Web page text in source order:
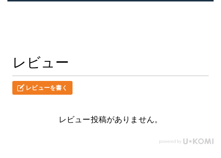
レビュー
レビューを書く
レビュー投稿がありません。